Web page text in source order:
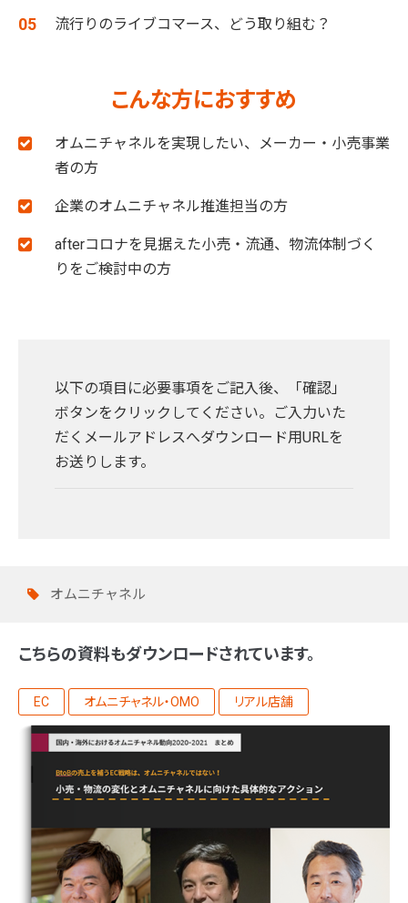
流行りのライブコマース、どう取り組む？
こんな方におすすめ
オムニチャネルを実現したい、メーカー・小売事業
者の方
企業のオムニチャネル推進担当の方
afterコロナを見据えた小売・流通、物流体制づく
りをご検討中の方
以下の項目に必要事項をご記入後、「確認」
ボタンをクリックしてください。ご入力いた
だくメールアドレスへダウンロード用URLを
お送りします。
オムニチャネル
こちらの資料もダウンロードされています。
EC オムニチャネル・OMO リアル店舗